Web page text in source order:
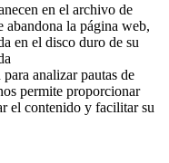
en el archivo de
abandona la página web,
en el disco duro de su
analizar pautas de
permite proporcionar
el contenido y facilitar su